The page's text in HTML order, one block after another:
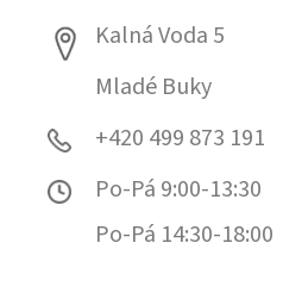
Kalná Voda 5
Mladé Buky
+420 499 873 191
Po-Pá 9:00-13:30
Po-Pá 14:30-18:00